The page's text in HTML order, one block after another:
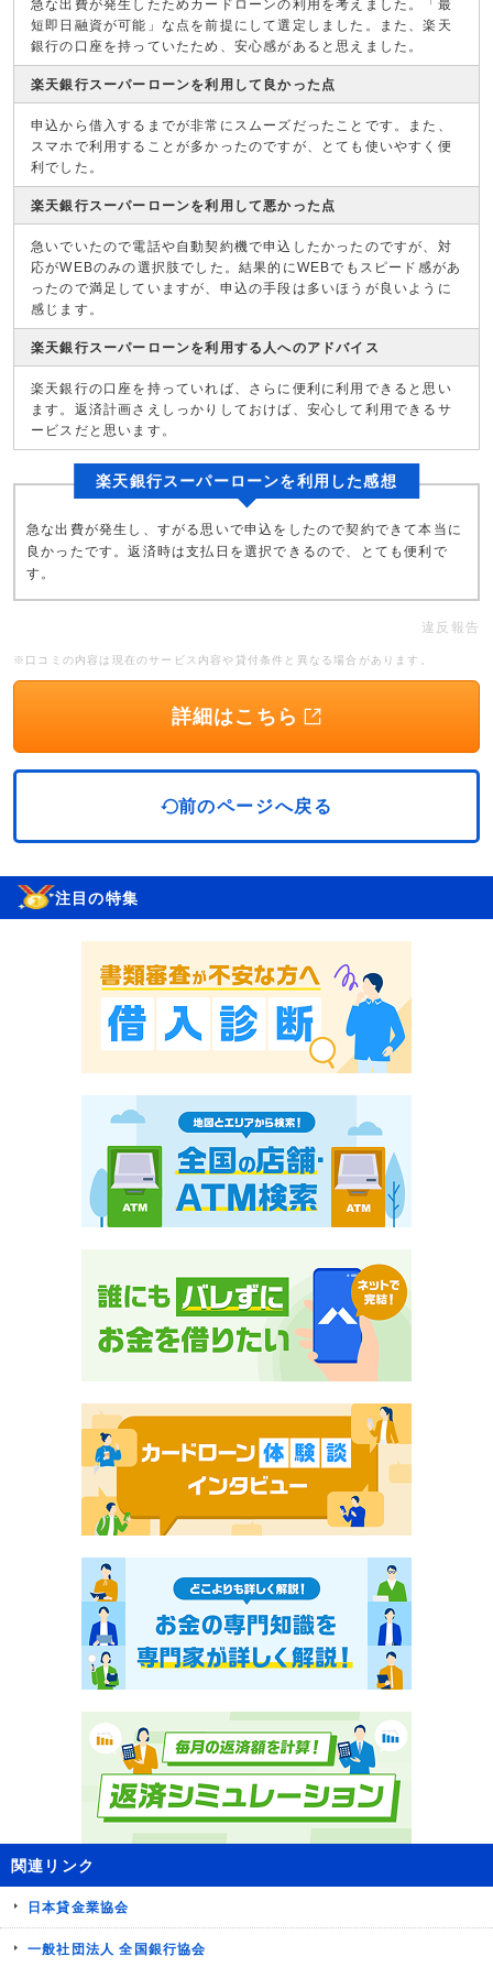
急な出費が発生したためカードローンの利用を考えました。「最
短即日融資が可能」な点を前提にして選定しました。また、楽天
銀行の口座を持っていたため、安心感があると思えました。
楽天銀行スーパーローンを利用して良かった点
申込から借入するまでが非常にスムーズだったことです。また、
スマホで利用することが多かったのですが、とても使いやすく便
利でした。
楽天銀行スーパーローンを利用して悪かった点
急いでいたので電話や自動契約機で申込したかったのですが、対
応がWEBのみの選択肢でした。結果的にWEBでもスピード感があ
ったので満足していますが、申込の手段は多いほうが良いように
感じます。
楽天銀行スーパーローンを利用する人へのアドバイス
楽天銀行の口座を持っていれば、さらに便利に利用できると思い
ます。返済計画さえしっかりしておけば、安心して利用できるサ
ービスだと思います。
楽天銀行スーパーローンを利用した感想
急な出費が発生し、すがる思いで申込をしたので契約できて本当に
良かったです。返済時は支払日を選択できるので、とても便利で
す。
違反報告
※口コミの内容は現在のサービス内容や貸付条件と異なる場合があります。
詳細はこちら
前のページへ戻る
注目の特集
関連リンク
日本貸金業協会
一般社団法人 全国銀行協会